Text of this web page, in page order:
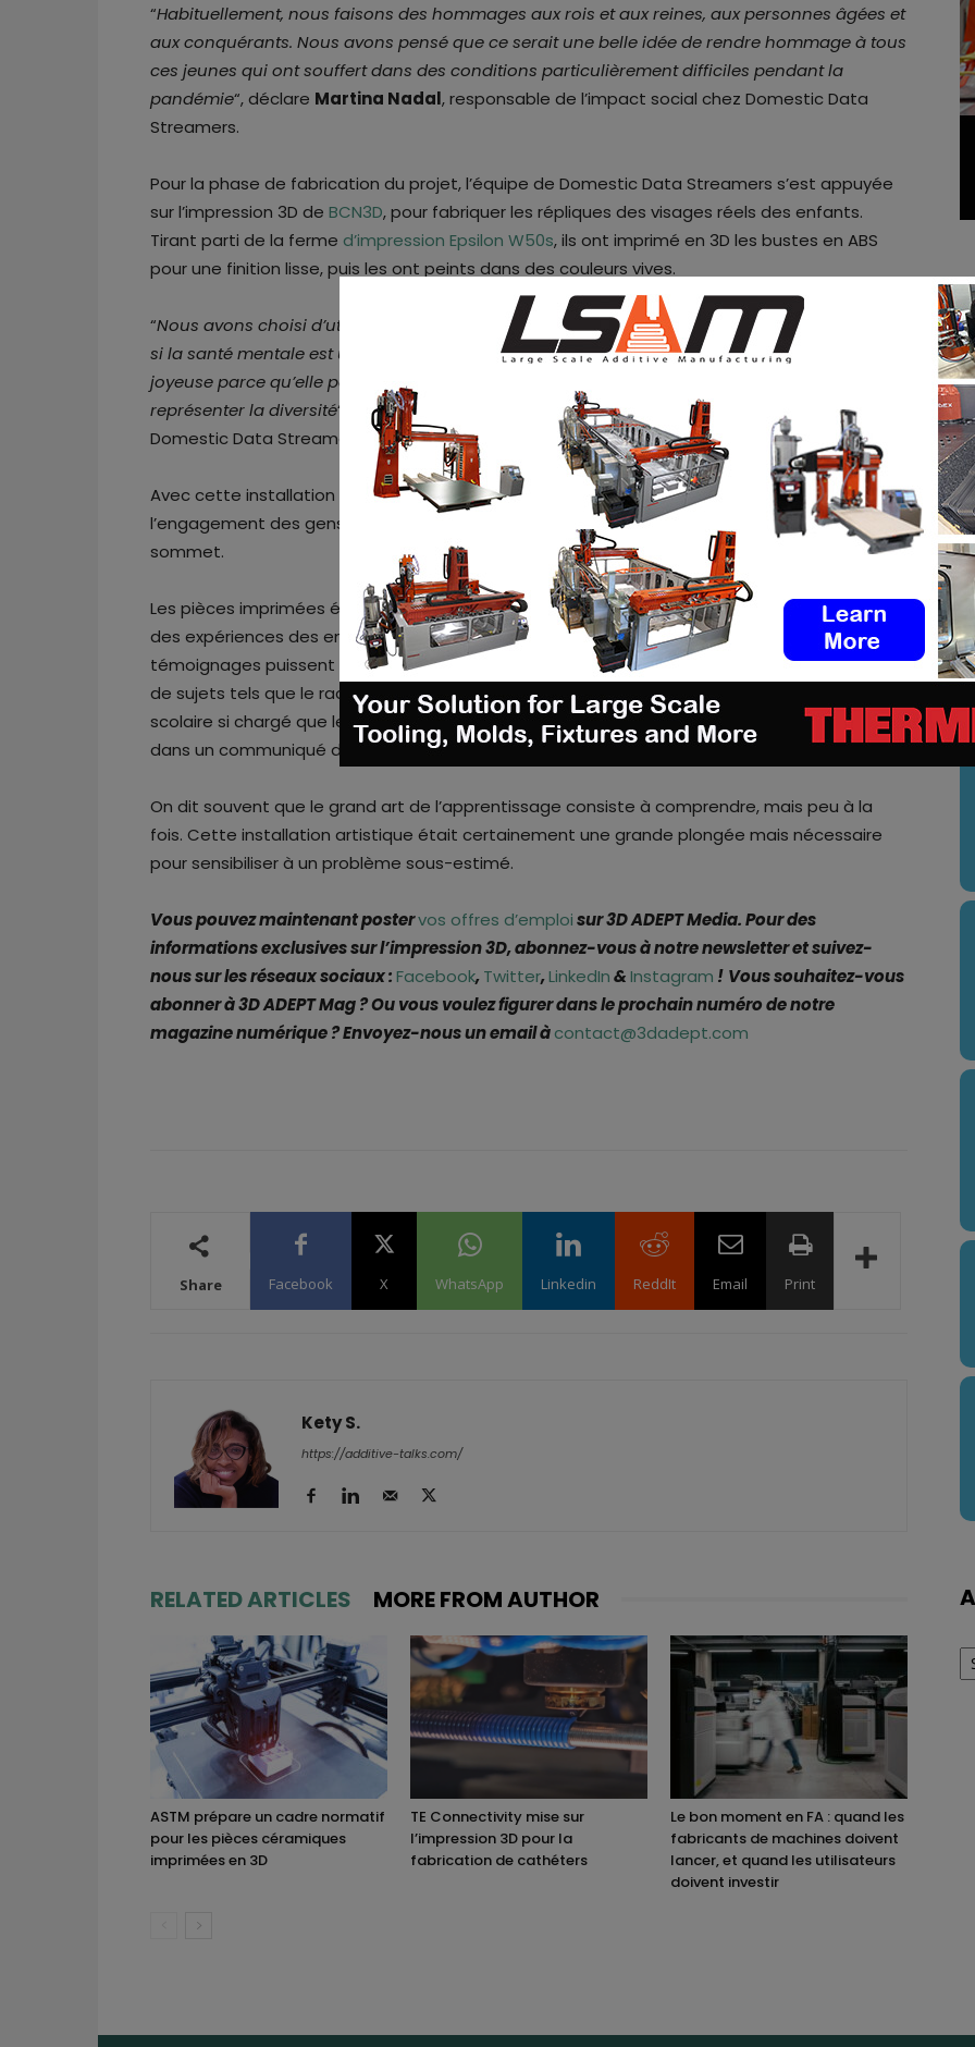
“Habituellement, nous faisons des hommages aux rois et aux reines, aux personnes âgées et
aux conquérants. Nous avons pensé que ce serait une belle idée de rendre hommage à tous
ces jeunes qui ont souffert dans des conditions particulièrement difficiles pendant la
pandémie“, déclare Martina Nadal, responsable de l’impact social chez Domestic Data
Streamers.
Pour la phase de fabrication du projet, l’équipe de Domestic Data Streamers s’est appuyée
sur l’impression 3D de BCN3D, pour fabriquer les répliques des visages réels des enfants.
Tirant parti de la ferme d’impression Epsilon W50s, ils ont imprimé en 3D les bustes en ABS
pour une finition lisse, puis les ont peints dans des couleurs vives.
“Nous avons choisi d’utiliser des couleurs dans l’installation, tout d’abord parce que même
si la santé mentale est un sujet vraiment sérieux, nous voulions quand même qu’elle soit
joyeuse parce qu’elle parle de l’enfance, et aussi parce que de cette façon nous pouvions
représenter la diversité“, commente Natalia Santolaria, directrice de la création de
Domestic Data Streamers.
Avec cette installation artistique, Unicef et Domestic Data Streamers ont suscité
l’engagement des gens et attiré l’attention des décideurs politiques à leur entrée dans le
sommet.
Les pièces imprimées étaient accompagnées de volontaires, qui ont partagé les histoires
des expériences des enfants interrogés en matière de santé mentale, dans l’espoir que ces
témoignages puissent aider d’autres personnes. Ces histoires couvraient un large éventail
de sujets tels que le racisme, la cyberintimidation et la pression d’un emploi du temps
scolaire si chargé que les enfants n’ont pas le temps de se connaître vraiment, peut-on lire
dans un communiqué de presse.
On dit souvent que le grand art de l’apprentissage consiste à comprendre, mais peu à la
fois. Cette installation artistique était certainement une grande plongée mais nécessaire
pour sensibiliser à un problème sous-estimé.
Vous pouvez maintenant postervos offres d’emploisur 3D ADEPT Media. Pour des
informations exclusives sur l’impression 3D, abonnez-vous à notre newsletter et suivez-
nous sur les réseaux sociaux :Facebook,Twitter,LinkedIn&Instagram ! Vous souhaitez-vous
abonner à 3D ADEPT Mag ? Ou vous voulez figurer dans le prochain numéro de notre
magazine numérique ? Envoyez-nous un email àcontact@3dadept.com
Share Facebook X WhatsApp Linkedin ReddIt Email Print
Kety S.
https://additive-talks.com/
RELATED ARTICLES MORE FROM AUTHOR
ASTM prépare un cadre normatif
pour les pièces céramiques
imprimées en 3D
TE Connectivity mise sur
l’impression 3D pour la
fabrication de cathéters
Le bon moment en FA : quand les
fabricants de machines doivent
lancer, et quand les utilisateurs
doivent investir